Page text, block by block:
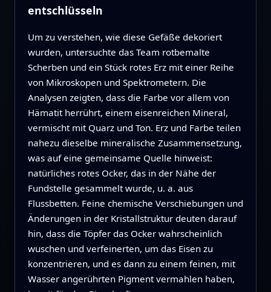
entschlüsseln
Um zu verstehen, wie diese Gefäße dekoriert
wurden, untersuchte das Team rotbemalte
Scherben und ein Stück rotes Erz mit einer Reihe
von Mikroskopen und Spektrometern. Die
Analysen zeigten, dass die Farbe vor allem von
Hämatit herrührt, einem eisenreichen Mineral,
vermischt mit Quarz und Ton. Erz und Farbe teilen
nahezu dieselbe mineralische Zusammensetzung,
was auf eine gemeinsame Quelle hinweist:
natürliches rotes Ocker, das in der Nähe der
Fundstelle gesammelt wurde, u. a. aus
Flussbetten. Feine chemische Verschiebungen und
Änderungen in der Kristallstruktur deuten darauf
hin, dass die Töpfer das Ocker wahrscheinlich
wuschen und verfeinerten, um das Eisen zu
konzentrieren, und es dann zu einem feinen, mit
Wasser angerührten Pigment vermahlen haben,